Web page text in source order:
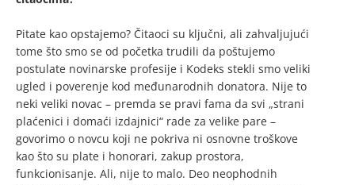
Pitate kao opstajemo? Čitaoci su ključni, ali zahvaljujući
tome što smo se od početka trudili da poštujemo
postulate novinarske profesije i Kodeks stekli smo veliki
ugled i poverenje kod međunarodnih donatora. Nije to
neki veliki novac – premda se pravi fama da svi „strani
plaćenici i domaći izdajnici“ rade za velike pare –
govorimo o novcu koji ne pokriva ni osnovne troškove
kao što su plate i honorari, zakup prostora,
funkcionisanje. Ali, nije to malo. Deo neophodnih